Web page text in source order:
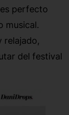
perfecto
musical.
relajado,
del festival